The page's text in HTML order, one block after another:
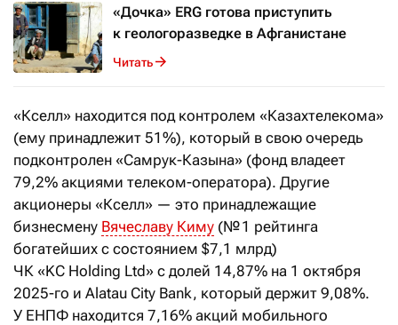
«Дочка» ERG готова приступить
к геологоразведке в Афганистане
Читать
«Кселл» находится под контролем «Казахтелекома»
(ему принадлежит 51%), который в свою очередь
подконтролен «Самрук-Казына» (фонд владеет
79,2% акциями телеком-оператора). Другие
акционеры «Кселл» — это принадлежащие
бизнесмену Вячеславу Киму (№ 1 рейтинга
богатейших с состоянием $7,1 млрд)
ЧК «KC Holding Ltd» с долей 14,87% на 1 октября
2025-го и Alatau City Bank, который держит 9,08%.
У ЕНПФ находится 7,16% акций мобильного